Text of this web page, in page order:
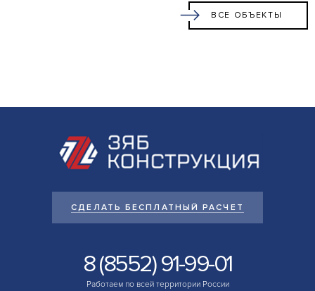
ВСЕ ОБЪЕКТЫ
СДЕЛАТЬ БЕСПЛАТНЫЙ РАСЧЕТ
8 (8552) 91-99-01
Работаем по всей территории России